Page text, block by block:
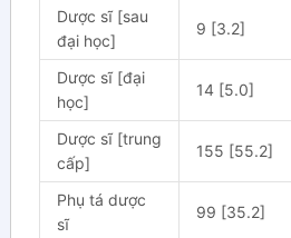
Dược sĩ [sau
đại học]
9 [3.2]
Dược sĩ [đại
học]
14 [5.0]
Dược sĩ [trung
cấp]
155 [55.2]
Phụ tá dược
sĩ
99 [35.2]